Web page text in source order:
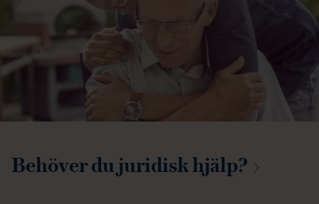
Behöver du juridiskhjälp?